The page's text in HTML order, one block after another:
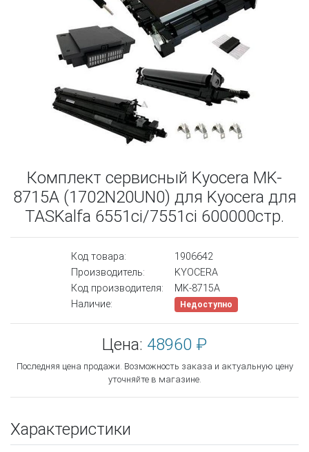
Комплект сервисный Kyocera MK-
8715A (1702N20UN0) для Kyocera для
TASKalfa 6551ci/7551ci 600000стр.
Код товара:
1906642
Производитель:
KYOCERA
Код производителя:
MK-8715A
Наличие:
Недоступно
Цена: 48960 ₽
Последняя цена продажи. Возможность заказа и актуальную цену
уточняйте в магазине.
Характеристики